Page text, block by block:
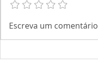
Escreva um comentário